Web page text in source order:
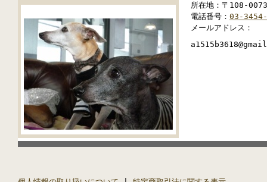
所在地：〒108-
電話番号： 03-
メールアドレス：